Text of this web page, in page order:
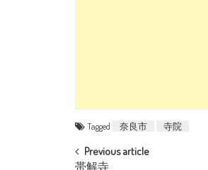
Tagged 奈良市 寺院
POST NAVIGATION
Previous article
帯解寺